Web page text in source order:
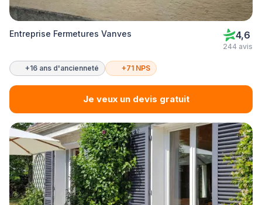
Entreprise Fermetures Vanves 4,6
244 avis
+16 ans d'ancienneté +71 NPS
Je veux un devis gratuit